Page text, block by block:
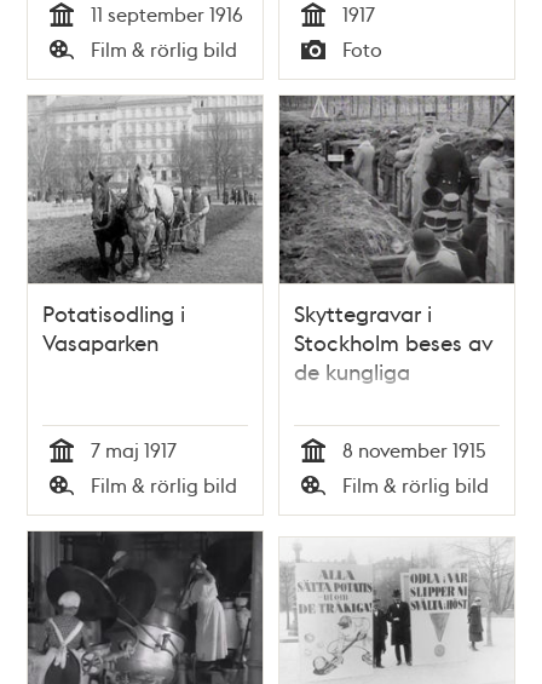
Tid
11 september 1916
Typ
Film & rörlig bild Tid
1917
Typ
Foto
Potatisodling i
Vasaparken
Tid
7 maj 1917
Typ
Film & rörlig bild
Skyttegravar i
Stockholm beses av
de kungliga
Tid
8 november 1915
Typ
Film & rörlig bild